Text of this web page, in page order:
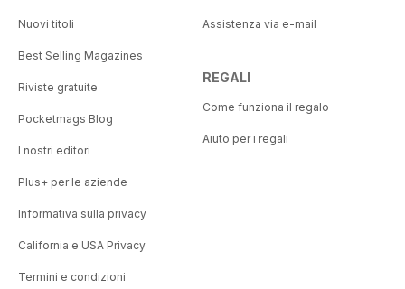
Nuovi titoli
Best Selling Magazines
Riviste gratuite
Pocketmags Blog
I nostri editori
Plus+ per le aziende
Informativa sulla privacy
California e USA Privacy
Termini e condizioni
Assistenza via e-mail
REGALI
Come funziona il regalo
Aiuto per i regali